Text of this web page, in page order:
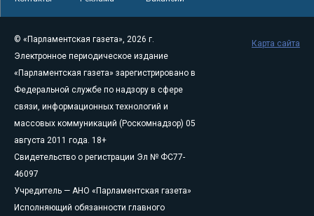
© «Парламентская газета», 2026 г.
Электронное периодическое издание
«Парламентская газета» зарегистрировано в
Федеральной службе по надзору в сфере
связи, информационных технологий и
массовых коммуникаций (Роскомнадзор) 05
августа 2011 года. 18+
Свидетельство о регистрации Эл № ФС77-
46097
Учредитель — АНО «Парламентская газета»
Исполняющий обязанности главного
Карта сайта